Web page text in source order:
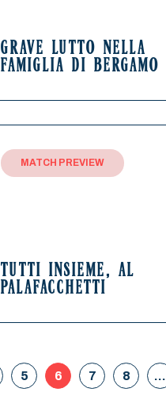
GRAVE LUTTO NELLA
FAMIGLIA DI BERGAMO
MATCH PREVIEW
TUTTI INSIEME, AL
PALAFACCHETTI
5 6 7 8 …